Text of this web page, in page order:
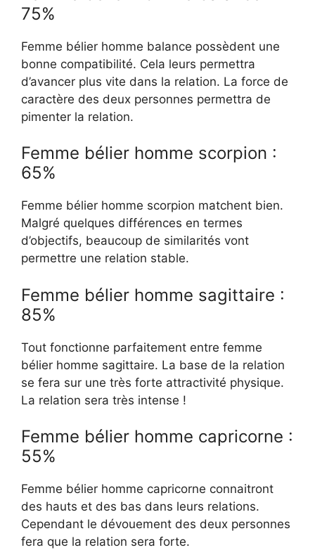
75%
Femme bélier homme balance possèdent une
bonne compatibilité. Cela leurs permettra
d’avancer plus vite dans la relation. La force de
caractère des deux personnes permettra de
pimenter la relation.
Femme bélier homme scorpion :
65%
Femme bélier homme scorpion matchent bien.
Malgré quelques différences en termes
d’objectifs, beaucoup de similarités vont
permettre une relation stable.
Femme bélier homme sagittaire :
85%
Tout fonctionne parfaitement entre femme
bélier homme sagittaire. La base de la relation
se fera sur une très forte attractivité physique.
La relation sera très intense !
Femme bélier homme capricorne :
55%
Femme bélier homme capricorne connaitront
des hauts et des bas dans leurs relations.
Cependant le dévouement des deux personnes
fera que la relation sera forte.